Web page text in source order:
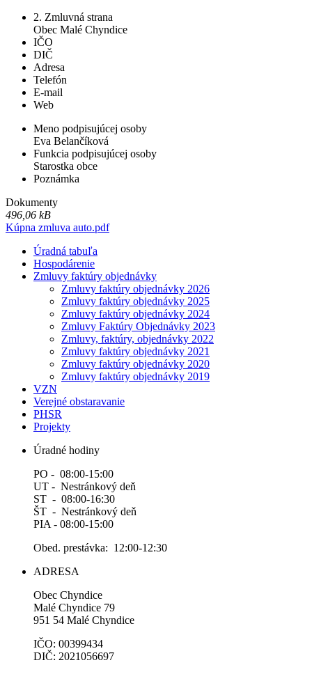
2. Zmluvná strana
Obec Malé Chyndice
IČO
DIČ
Adresa
Telefón
E-mail
Web
Meno podpisujúcej osoby
Eva Belančíková
Funkcia podpisujúcej osoby
Starostka obce
Poznámka
Dokumenty
496,06 kB
Kúpna zmluva auto.pdf
Úradná tabuľa
Hospodárenie
Zmluvy faktúry objednávky
Zmluvy faktúry objednávky 2026
Zmluvy faktúry objednávky 2025
Zmluvy faktúry objednávky 2024
Zmluvy Faktúry Objednávky 2023
Zmluvy, faktúry, objednávky 2022
Zmluvy faktúry objednávky 2021
Zmluvy faktúry objednávky 2020
Zmluvy faktúry objednávky 2019
VZN
Verejné obstaravanie
PHSR
Projekty
Úradné hodiny
PO - 08:00-15:00
UT - Nestránkový deň
ST - 08:00-16:30
ŠT - Nestránkový deň
PIA - 08:00-15:00
Obed. prestávka: 12:00-12:30
ADRESA
Obec Chyndice
Malé Chyndice 79
951 54 Malé Chyndice
IČO: 00399434
DIČ: 2021056697